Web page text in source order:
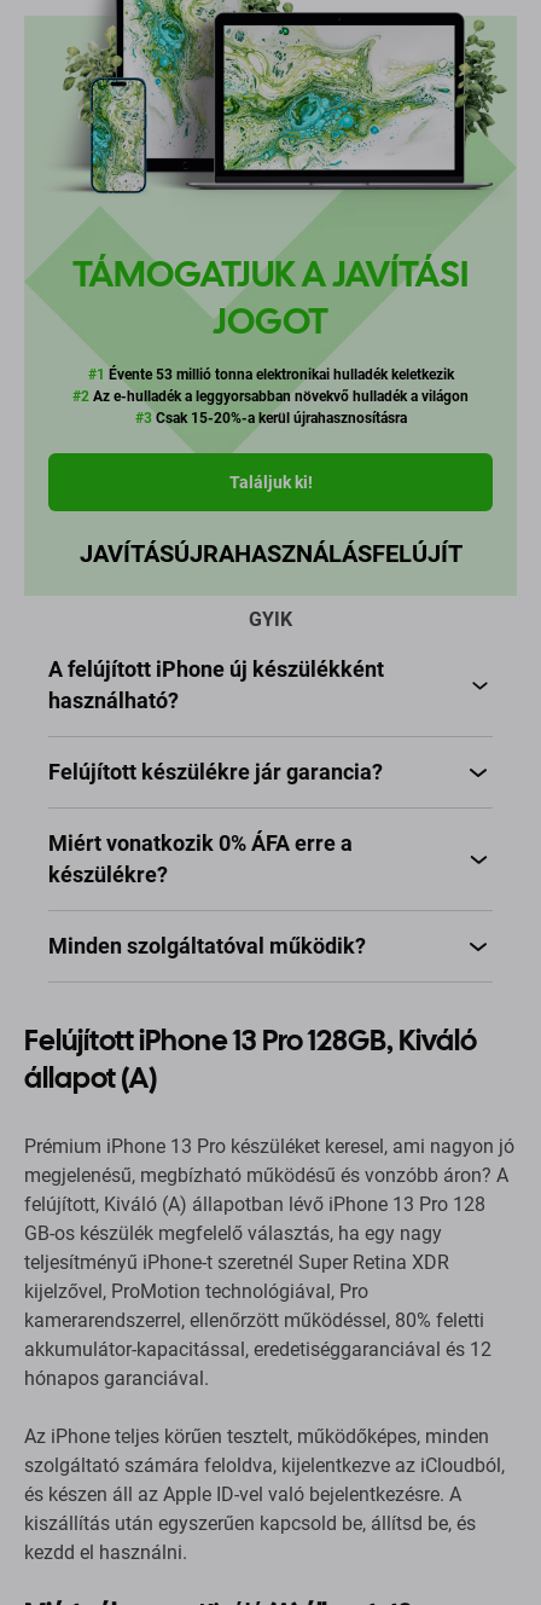
TÁMOGATJUK A JAVÍTÁSI
JOGOT
#1 Évente 53 millió tonna elektronikai hulladék keletkezik
#2 Az e-hulladék a leggyorsabban növekvő hulladék a világon
#3Csak 15-20%-a kerül újrahasznosításra
Találjuk ki!
JAVÍTÁSÚJRAHASZNÁLÁSFELÚJÍT
GYIK
A felújított iPhone új készülékként
használható?
Felújított készülékre jár garancia?
Miért vonatkozik 0% ÁFA erre a
készülékre?
Minden szolgáltatóval működik?
Felújított iPhone 13 Pro 128GB, Kiváló
állapot (A)
Prémium iPhone 13 Pro készüléket keresel, ami nagyon jó
megjelenésű, megbízható működésű és vonzóbb áron? A
felújított, Kiváló (A) állapotban lévő iPhone 13 Pro 128
GB-os készülék megfelelő választás, ha egy nagy
teljesítményű iPhone-t szeretnél Super Retina XDR
kijelzővel, ProMotion technológiával, Pro
kamerarendszerrel, ellenőrzött működéssel, 80% feletti
akkumulátor-kapacitással, eredetiséggaranciával és 12
hónapos garanciával.
Az iPhone teljes körűen tesztelt, működőképes, minden
szolgáltató számára feloldva, kijelentkezve az iCloudból,
és készen áll az Apple ID-vel való bejelentkezésre. A
kiszállítás után egyszerűen kapcsold be, állítsd be, és
kezdd el használni.